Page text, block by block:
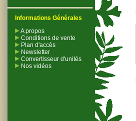
Informations Générales
A propos
Conditions de vente
Plan d'accès
Newsletter
Convertisseur d'unités
Nos vidéos